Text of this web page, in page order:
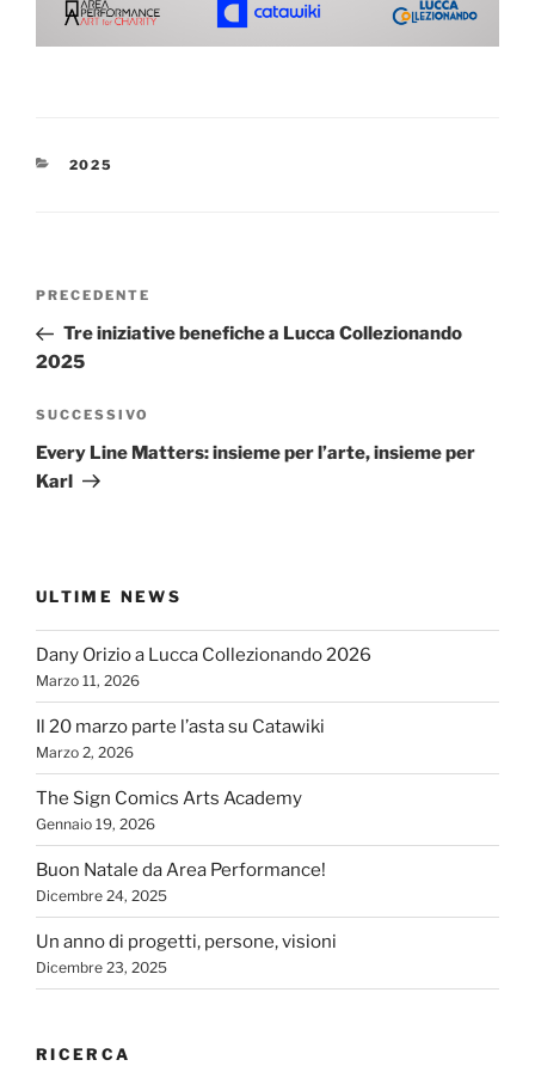
CATEGORIE
2025
Navigazione
Articolo
precedente:
PRECEDENTE
Tre iniziative benefiche a Lucca Collezionando
2025
Articolo
successivo
SUCCESSIVO
Every Line Matters: insieme per l’arte, insieme per
Karl
ULTIME NEWS
Dany Orizio a Lucca Collezionando 2026
Marzo 11, 2026
Il 20 marzo parte l’asta su Catawiki
Marzo 2, 2026
The Sign Comics Arts Academy
Gennaio 19, 2026
Buon Natale da Area Performance!
Dicembre 24, 2025
Un anno di progetti, persone, visioni
Dicembre 23, 2025
RICERCA